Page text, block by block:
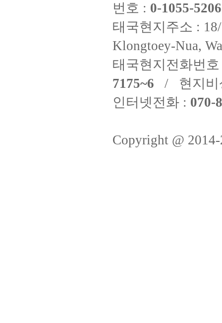
번호 : 0-1055-
태국현지주소 :
Klongtoey-Nua,
태국현지전화번
7175~6 / 현지비
인터넷전화 : 070-
Copyright @